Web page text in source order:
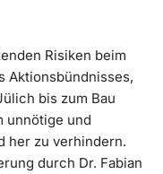
Risiken beim
Aktionsbündnisses,
bis zum Bau
unnötige und
her zu verhindern.
durch Dr. Fabian